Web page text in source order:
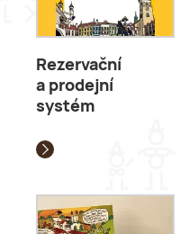
Rezervační
a prodejní
systém